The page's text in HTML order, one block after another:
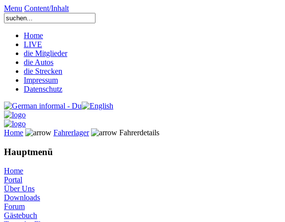
Menu Content/Inhalt
Home
LIVE
die Mitglieder
die Autos
die Strecken
Impressum
Datenschutz
Home Fahrerlager Fahrerdetails
Hauptmenü
Home
Portal
Über Uns
Downloads
Forum
Gästebuch